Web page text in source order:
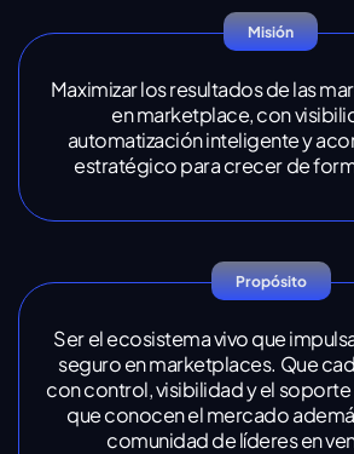
Misión
Maximizar los resultados de las
en marketplace, con
automatización inteligente y
estratégico para crecer de
Propósito
Ser el ecosistema vivo que
seguro en marketplaces. Que
con control, visibilidad y el
que conocen el mercado
comunidad de líderes en